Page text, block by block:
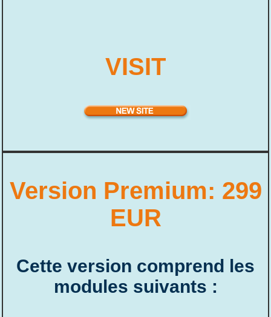
VISIT
Version Premium: 299
EUR
Cette version comprend les
modules suivants :